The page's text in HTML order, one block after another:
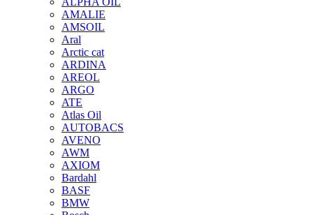
AMALIE
AMSOIL
Aral
Arctic cat
ARDINA
AREOL
ARGO
ATE
Atlas Oil
AUTOBACS
AVENO
AWM
AXIOM
Bardahl
BASF
BMW